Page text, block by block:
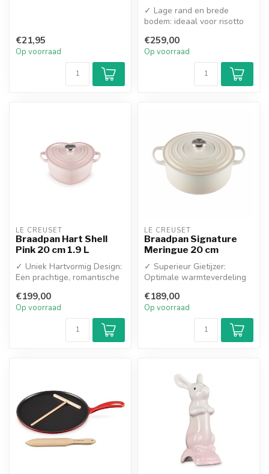
€21,95
Op voorraad
✓ Lage rand en brede
bodem: ideaal voor risotto
✓ Zwart emaill...
€259,00
Op voorraad
LE CREUSET
Braadpan Hart Shell
Pink 20 cm 1.9 L
✓ Uniek Hartvormig Design:
Een prachtige, romantische
€199,00
Op voorraad
LE CREUSET
Braadpan Signature
Meringue 20 cm
✓ Superieur Gietijzer:
Optimale warmteverdeling
ga...
€189,00
Op voorraad